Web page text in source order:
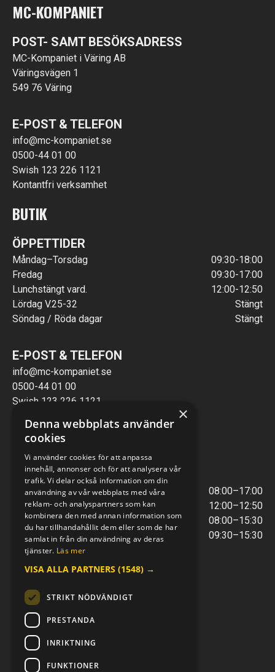
MC-KOMPANIET
POST- SAMT BESÖKSADRESS
MC-Kompaniet i Väring AB
Väringsvägen 1
549 76 Väring
E-POST & TELEFON
info@mc-kompaniet.se
0500-44 01 00
Swish 123 226 1121
Kontantfri verksamhet
BUTIK
ÖPPETTIDER
Måndag–Torsdag
09:30-18:00
Fredag
09:30-17:00
Lunchstängt vard.
12:00-12:50
Lördag V.25-32
Stängt
Söndag / Röda dagar
Stängt
E-POST & TELEFON
info@mc-kompaniet.se
0500-44 01 00
Swish 123 226 1121
VERKSTAD
ÖPPETTIDER
Måndag - Torsdag
08:00–17:00
Lunchstängt
12:00–12:50
Fredagar
08:00–15:30
Telefontider
09:30–15:30
E-POST & TELEFON
verkstaden@mc-kompaniet.se
0500-44 01 00
Swish 123 226 1121
Kontantfri verksamhet
FÖLJ OSS
×
Denna webbplats använder
cookies
Vi använder cookies för att anpassa
innehåll, annonser och för att analysera vår
trafik. Vi delar också information om din
användning av vår webbplats med våra
reklam- och analyspartners som kan
kombinera den med annan information som
du har tillhandahållit dem eller som de har
samlat in från din användning av deras
tjänster. Läs mer
VISA ALLA PARTNERS (1548) →
STRIKT NÖDVÄNDIGT
PRESTANDA
INRIKTNING
FUNKTIONER